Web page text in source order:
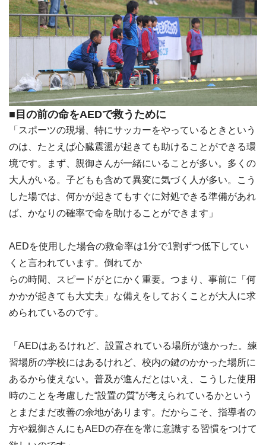
■目の前の命をAEDで救うために
「スポーツの現場、特にサッカーをやっているときという
のは、たとえば心臓震盪が起きても助けることができる環
境です。まず、親御さんが一緒にいることが多い。多くの
大人がいる。子どもも含めて異変に気づく人が多い。こう
した場では、何かが起きてもすぐに対処できる準備があれ
ば、かなりの確率で命を助けることができます」
AEDを使用した場合の救命率は1分で1割ずつ低下してい
くと言われています。倒れてか
らの時間、スピードがとにかく重要。つまり、事前に「何
かかが起きても大丈夫」な備えをしておくことが大人に求
められているのです。
「AEDはあるけれど、設置されている場所が遠かった。練
習場所の学校にはあるけれど、校内の鍵のかかった場所に
あるから使えない。普及が進んだとはいえ、こうした使用
時のことを考慮した“設置の質”が考えられているかという
とまだまだ改善の余地があります。だからこそ、指導者の
方や親御さんにもAEDの存在を常に意識する習慣をつけて